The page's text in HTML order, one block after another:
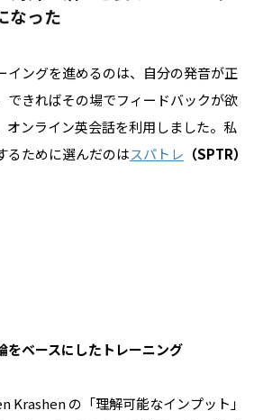
なった
イングを進めるのは、自分の発音が正
できればその場でフィードバックが欲
オンライン英会話を利用しました。私
るために選んだのはスパトレ （SPTR）
をベースにしたトレーニング
Krashen の「理解可能なインプット」